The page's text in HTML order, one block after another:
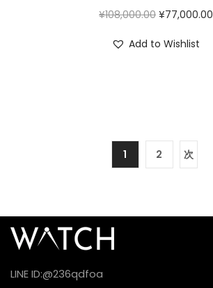
¥108,000.00 ¥77,000.00
Add to Wishlist
1 2 次
LINE ID:@236qdfoa